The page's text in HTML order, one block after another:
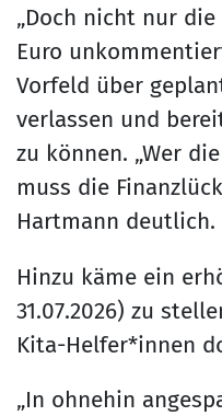
„Doch nicht nur
Euro
Vorfeld über
verlassen und
zu können. „Wer
muss die
Hartmann deutlich.
Hinzu käme ein
31.07.2026) zu
Kita-Helfer*innen
„In ohnehin